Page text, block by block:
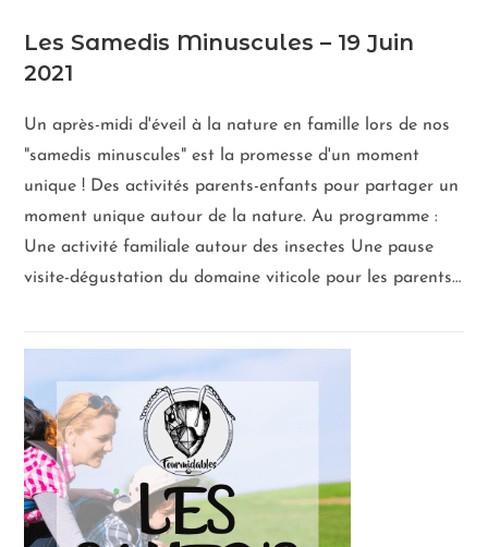
Les Samedis Minuscules – 19 Juin
2021
Un après-midi d'éveil à la nature en famille lors de nos
"samedis minuscules" est la promesse d'un moment
unique ! Des activités parents-enfants pour partager un
moment unique autour de la nature. Au programme :
Une activité familiale autour des insectes Une pause
visite-dégustation du domaine viticole pour les parents…